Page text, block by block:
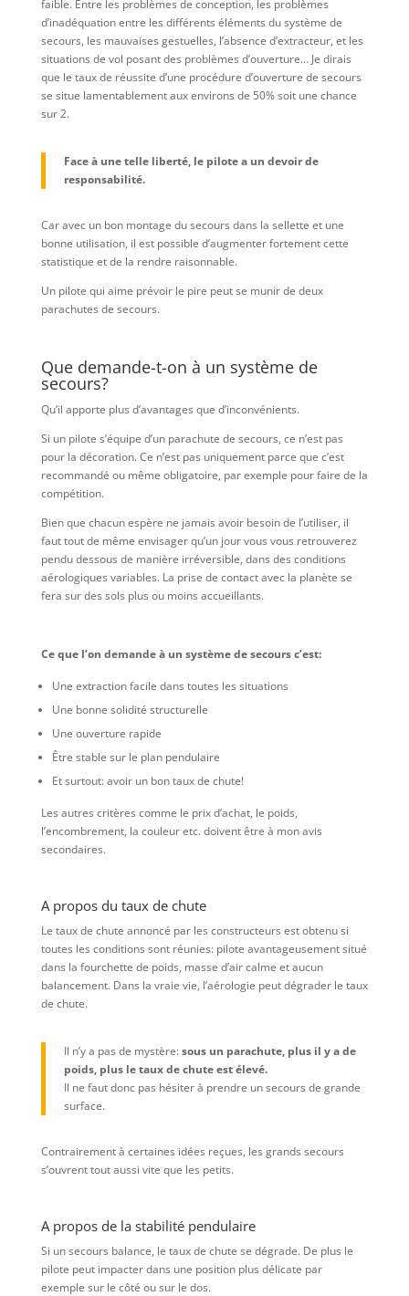
faible. Entre les problèmes de conception, les problèmes
d’inadéquation entre les différents éléments du système de
secours, les mauvaises gestuelles, l’absence d’extracteur, et les
situations de vol posant des problèmes d’ouverture… Je dirais
que le taux de réussite d’une procédure d’ouverture de secours
se situe lamentablement aux environs de 50% soit une chance
sur 2.
Face à une telle liberté, le pilote a un devoir de
responsabilité.
Car avec un bon montage du secours dans la sellette et une
bonne utilisation, il est possible d’augmenter fortement cette
statistique et de la rendre raisonnable.
Un pilote qui aime prévoir le pire peut se munir de deux
parachutes de secours.
Que demande-t-on à un système de
secours?
Qu’il apporte plus d’avantages que d’inconvénients.
Si un pilote s’équipe d’un parachute de secours, ce n’est pas
pour la décoration. Ce n’est pas uniquement parce que c’est
recommandé ou même obligatoire, par exemple pour faire de la
compétition.
Bien que chacun espère ne jamais avoir besoin de l’utiliser, il
faut tout de même envisager qu’un jour vous vous retrouverez
pendu dessous de manière irréversible, dans des conditions
aérologiques variables. La prise de contact avec la planète se
fera sur des sols plus ou moins accueillants.
Ce que l’on demande à un système de secours c’est:
Une extraction facile dans toutes les situations
Une bonne solidité structurelle
Une ouverture rapide
Être stable sur le plan pendulaire
Et surtout: avoir un bon taux de chute!
Les autres critères comme le prix d’achat, le poids,
l’encombrement, la couleur etc. doivent être à mon avis
secondaires.
A propos du taux de chute
Le taux de chute annoncé par les constructeurs est obtenu si
toutes les conditions sont réunies: pilote avantageusement situé
dans la fourchette de poids, masse d’air calme et aucun
balancement. Dans la vraie vie, l’aérologie peut dégrader le taux
de chute.
Il n’y a pas de mystère:sous un parachute, plus il y a de
poids, plus le taux de chute est élevé.
Il ne faut donc pas hésiter à prendre un secours de grande
surface.
Contrairement à certaines idées reçues, les grands secours
s’ouvrent tout aussi vite que les petits.
A propos de la stabilité pendulaire
Si un secours balance, le taux de chute se dégrade. De plus le
pilote peut impacter dans une position plus délicate par
exemple sur le côté ou sur le dos.